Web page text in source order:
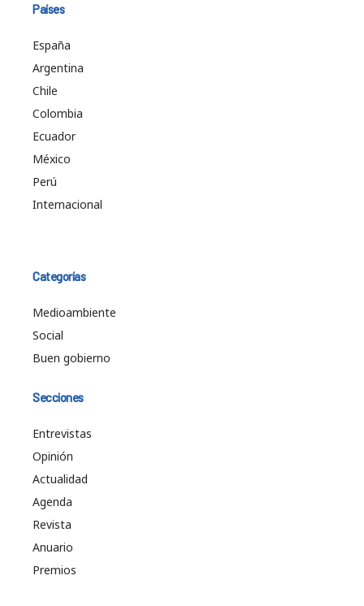
Países
España
Argentina
Chile
Colombia
Ecuador
México
Perú
Internacional
Categorías
Medioambiente
Social
Buen gobierno
Secciones
Entrevistas
Opinión
Actualidad
Agenda
Revista
Anuario
Premios